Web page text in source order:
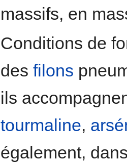
massifs, en
Conditions de
desfilons
ils
tourmaline,
également,